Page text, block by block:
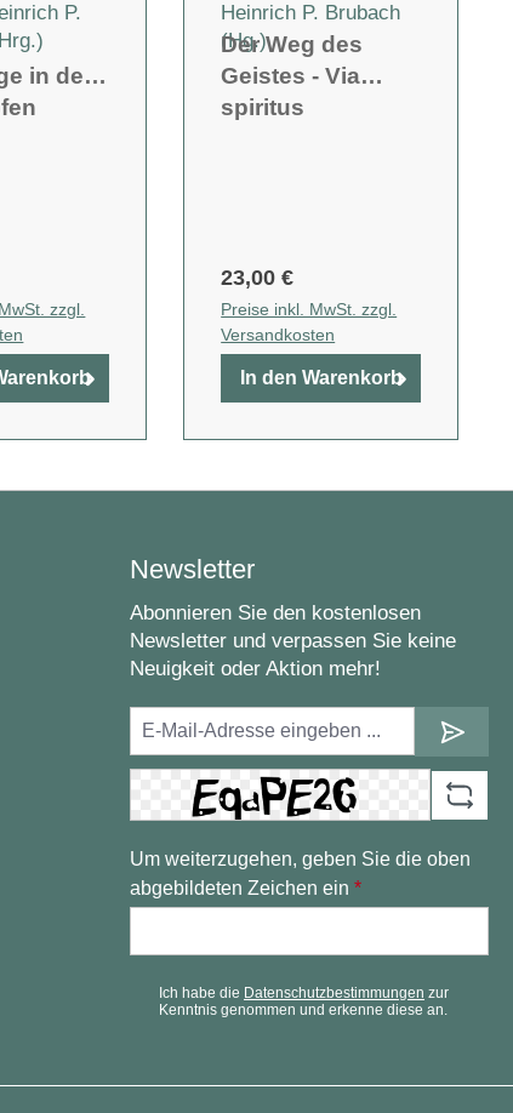
P.
in den
zzgl.
Heinrich P. Brubach
(Hg.)
Der Weg des
Geistes - Via
spiritus
23,00 €
Preise inkl. MwSt. zzgl.
Versandkosten
In den Warenkorb
Newsletter
Abonnieren Sie den kostenlosen
Newsletter und verpassen Sie keine
Neuigkeit oder Aktion mehr!
Um weiterzugehen, geben Sie die oben
abgebildeten Zeichen ein *
Ich habe die Datenschutzbestimmungen zur
Kenntnis genommen und erkenne diese an.